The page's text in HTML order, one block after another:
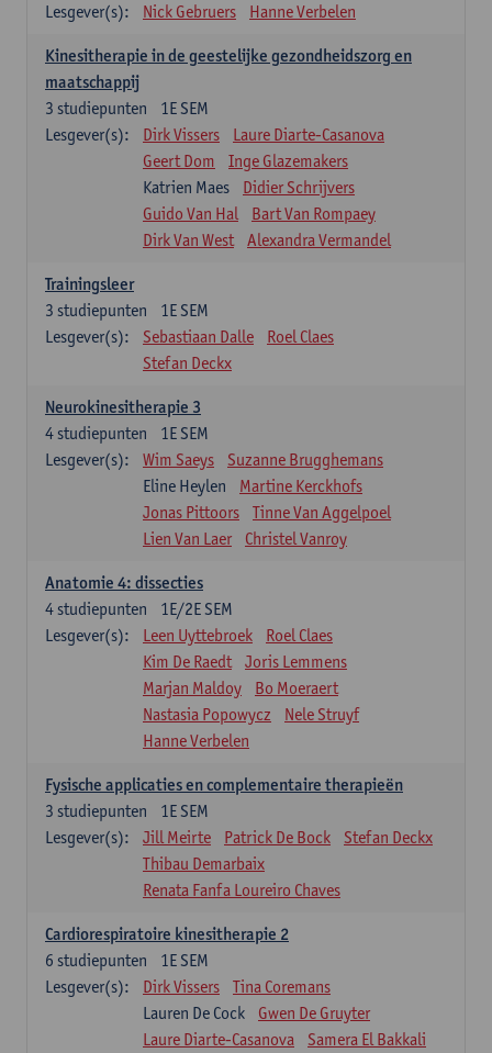
Lesgever(s):
Nick Gebruers Hanne Verbelen
Kinesitherapie in de geestelijke gezondheidszorg en
maatschappij
1E SEM
3 studiepunten
Lesgever(s):
Dirk Vissers
Laure Diarte-Casanova
Geert Dom
Inge Glazemakers
Katrien Maes
Didier Schrijvers
Guido Van Hal
Bart Van Rompaey
Dirk Van West
Alexandra Vermandel
Trainingsleer
1E SEM
3 studiepunten
Lesgever(s):
Sebastiaan Dalle
Roel Claes
Stefan Deckx
Neurokinesitherapie 3
1E SEM
4studiepunten
Lesgever(s):
Wim Saeys
Suzanne Brugghemans
Eline Heylen
Martine Kerckhofs
Jonas Pittoors
Tinne Van Aggelpoel
Lien Van Laer
Christel Vanroy
Anatomie 4: dissecties
1E/2E SEM
4studiepunten
Lesgever(s):
Leen Uyttebroek
Roel Claes
Kim De Raedt
Joris Lemmens
Marjan Maldoy
Bo Moeraert
Nastasia Popowycz
Nele Struyf
Hanne Verbelen
Fysische applicaties en complementaire therapieën
1E SEM
3 studiepunten
Lesgever(s):
Jill Meirte Patrick De Bock
Stefan Deckx
Thibau Demarbaix
Renata Fanfa Loureiro Chaves
Cardiorespiratoire kinesitherapie 2
1E SEM
6 studiepunten
Lesgever(s):
Dirk Vissers
Tina Coremans
Lauren De Cock
Gwen De Gruyter
Laure Diarte-Casanova
Samera El Bakkali